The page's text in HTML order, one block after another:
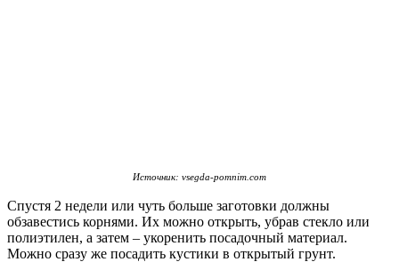
Источник: vsegda-pomnim.com
Спустя 2 недели или чуть больше заготовки должны
обзавестись корнями. Их можно открыть, убрав стекло или
полиэтилен, а затем – укоренить посадочный материал.
Можно сразу же посадить кустики в открытый грунт.